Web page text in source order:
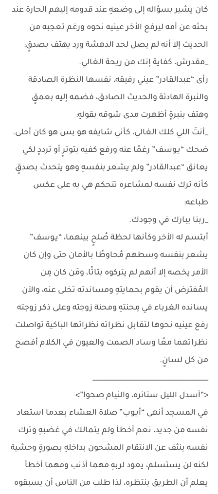
كان يشير بسؤاله إلى وضعهِ عند قدومه إليهم الحارة عند
بحثه عن أمه ليرفع الأخر عينيه نحوه ورغم تعجبه من
الحديث إلا أنه لم يصل لحد الدهشة ورد يهتف بصدقٍ:
_مقدرش، كفاية إنك من ريحة الغالي.
رأى “عبدالقادر” عيني رفيقه، نفسها النظرة الصادقة
والنبرة الهادئة والحديث الصادق، فضمه إليه بعمقٍ
وهتف بنبرةٍ أظهرت مدى شوقه بقولهِ:
_أنتَ اللي كلك الغالي، كأني شايفه هو بس هو كان أحلى.
ضحك “يـوسف” رغمًا عنه ورفع كفيه بتوترٍ أو ترددٍ لكي
يعانق “عبدالقادر” ولم يشعر بنفسهِ وهو يتحدث بصدقٍ
كأنه ترك نفسه لمشاعره تتحكم هي به على عكس
طباعه:
_ربنا يبارك في وجودك.
أبتسم له الأخر وكأنها لحظة صُلحٍ بينهما، “يـوسف”
يشعر بنفسه وسطهم مُحاوطًا بالأمان حتى وإن كان
الأمر يخصه إلا أنهم لم يتركوه بتاتًا، ومَن كان مِن
المُفترض أن يقوم بحمايتهِ ومساندته تخلى عنه، والآن
يسانده الغرباء في مِحنتهِ ومحنة زوجته وعلى ذكر زوجته
رفع عينيه نحوها لتقابل نظراته نظراتها الباكية تواصلت
نظراتهما معًا وساد الصمت والعيون في الكلام أفصح
من كل لسانٍ.
__________________________________
<“أسدل الليل ستائره، والنيام صحوا”>
في المسجد أنهى “أيـوب” صلاة العشاء بعدما استعاد
نفسه من جديد، نعم أخطأ ولم يتمالك في غضبهِ وترك
نفسه ينثف عن الانتقام المشحون بداخلهِ بصورةٍ وحشية
لكنه لن يستسلم، يعود لربهِ مهما أذنب ومهما أخطأ
يعلم أن الطريق ينتظره، لذا طلب من الناس أن يسبقوه